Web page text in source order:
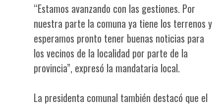
“Estamos avanzando con las gestiones. Por
nuestra parte la comuna ya tiene los terrenos y
esperamos pronto tener buenas noticias para
los vecinos de la localidad por parte de la
provincia”, expresó la mandataria local.
La presidenta comunal también destacó que el